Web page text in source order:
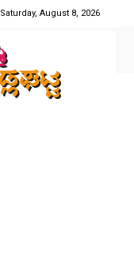
Saturday, August 8, 2026